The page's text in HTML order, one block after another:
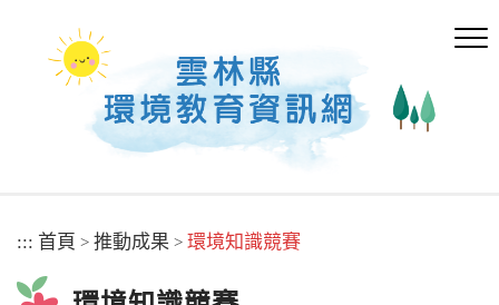
::: 首頁 > 推動成果 > 環境知識競賽